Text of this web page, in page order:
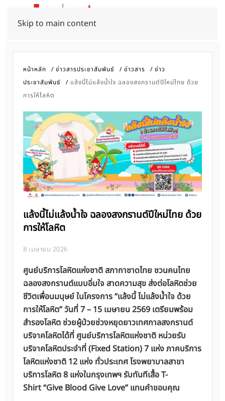
Skip to main content
หน้าหลัก ข่าวสารประชาสัมพันธ์ ข่าวสาร
ข่าว
ประชาสัมพันธ์
แล้งนี้ไม่แล้งน้ำใจ ฉลองสงกรานต์ปีใหม่ไทย ด้วย
การให้โลหิต
แล้งนี้ไม่แล้งน้ำใจ ฉลองสงกรานต์ปีใหม่ไทย ด้วย
การให้โลหิต
8 เมษายน 2026
ศูนย์บริการโลหิตแห่งชาติ สภากาชาดไทย ชวนคนไทย
ฉลองสงกรานต์แบบอิ่มใจ สาดความสุข ส่งต่อโลหิตช่วย
ชีวิตเพื่อนมนุษย์ ในโครงการ “แล้งนี้ ไม่แล้งน้ำใจ ด้วย
การให้โลหิต” วันที่ 7 – 15 เมษายน 2569 เตรียมพร้อม
สำรองโลหิต ช่วยผู้ป่วยช่วงหยุดยาวเทศกาลสงกรานต์
บริจาคโลหิตได้ที่ ศูนย์บริการโลหิตแห่งชาติ หน่วยรับ
บริจาคโลหิตประจำที่ (Fixed Station) 7 แห่ง ภาคบริการ
โลหิตแห่งชาติ 12 แห่ง ทั่วประเทศ โรงพยาบาลสาขา
บริการโลหิต 8 แห่งในกรุงเทพฯ รับทันทีเสื้อ T-
Shirt “Give Blood Give Love” แทนคำขอบคุณ